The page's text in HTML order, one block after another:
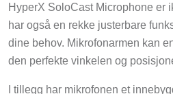
HyperX SoloCast Microphone er
har også en rekke justerbare
dine behov. Mikrofonarmen kan
den perfekte vinkelen og
I tillegg har mikrofonen et